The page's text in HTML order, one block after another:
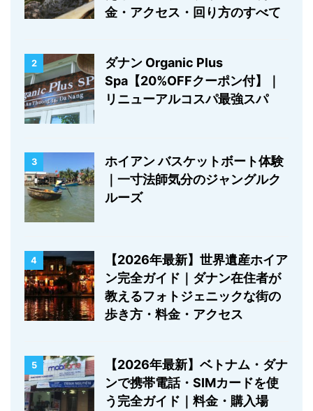
金・アクセス・回り方のすべて
2
ダナン Organic Plus
Spa【20%OFFクーポン付】｜
リニューアルコスパ最強スパ
3
ホイアン バスケットボート体験
｜一寸法師気分のジャングルク
ルーズ
4
【2026年最新】世界遺産ホイア
ン完全ガイド｜ダナン在住者が
教えるフォトジェニックな街の
歩き方・料金・アクセス
5
【2026年最新】ベトナム・ダナ
ンで携帯電話・SIMカードを使
う完全ガイド｜料金・購入場